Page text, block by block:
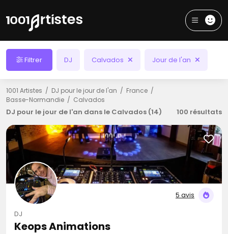
Filtrer DJ Calvados Jour de l'an
1001 Artistes DJ pour le jour de l'an
France
Basse-Normandie
Calvados
DJ pour le jour de l'an dans le Calvados (14) 100 résultats
5 avis
DJ
Keops Animations